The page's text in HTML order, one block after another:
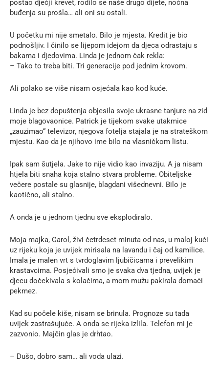
postao dječji krevet, rodilo se naše drugo dijete, noćna
buđenja su prošla… ali oni su ostali.
U početku mi nije smetalo. Bilo je mjesta. Kredit je bio
podnošljiv. I činilo se lijepom idejom da djeca odrastaju s
bakama i djedovima. Linda je jednom čak rekla:
– Tako to treba biti. Tri generacije pod jednim krovom.
Ali polako se više nisam osjećala kao kod kuće.
Linda je bez dopuštenja objesila svoje ukrasne tanjure na zid
moje blagovaonice. Patrick je tijekom svake utakmice
„zauzimao“ televizor, njegova fotelja stajala je na strateškom
mjestu. Kao da je njihovo ime bilo na vlasničkom listu.
Ipak sam šutjela. Jake to nije vidio kao invaziju. A ja nisam
htjela biti snaha koja stalno stvara probleme. Obiteljske
večere postale su glasnije, blagdani višednevni. Bilo je
kaotično, ali stalno.
A onda je u jednom tjednu sve eksplodiralo.
Moja majka, Carol, živi četrdeset minuta od nas, u maloj kući
uz rijeku koja je uvijek mirisala na lavandu i čaj od kamilice.
Imala je malen vrt s tvrdoglavim ljubičicama i prevelikim
krastavcima. Posjećivali smo je svaka dva tjedna, uvijek je
djecu dočekivala s kolačima, a mom mužu pakirala domaći
pekmez.
Kad su počele kiše, nisam se brinula. Prognoze su tada
uvijek zastrašujuće. A onda se rijeka izlila. Telefon mi je
zazvonio. Majčin glas je drhtao.
– Dušo, dobro sam… ali voda ulazi.